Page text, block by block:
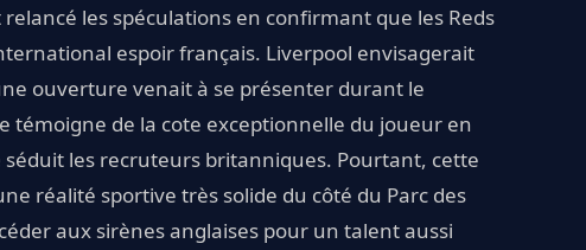
les spéculations en confirmant que les Reds
espoir français. Liverpool envisagerait
ouverture venait à se présenter durant le
témoigne de la cote exceptionnelle du joueur en
les recruteurs britanniques. Pourtant, cette
réalité sportive très solide du côté du Parc des
aux sirènes anglaises pour un talent aussi